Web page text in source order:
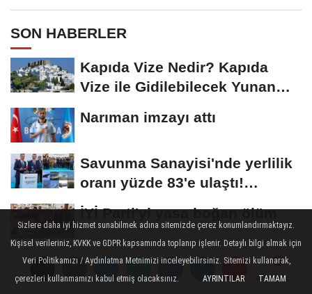
Yorumlar
Yorumlar
SON HABERLER
Kapıda Vize Nedir? Kapıda
Vize ile Gidilebilecek Yunan
Narıman imzayı attı
Savunma Sanayisi'nde yerlilik
oranı yüzde 83'e ulaştı!
Erzurum da...
İYİ Parti'yi yasa boğan ölüm
Aziziye Belediye Meclisi’nden
vefa örneği
Sizlere daha iyi hizmet sunabilmek adına sitemizde çerez konumlandırmaktayız.
Kişisel verileriniz, KVKK ve GDPR kapsamında toplanıp işlenir. Detaylı bilgi almak için
Veri Politikamızı / Aydınlatma Metnimizi inceleyebilirsiniz. Sitemizi kullanarak,
çerezleri kullanmamızı kabul etmiş olacaksınız.
AYRINTILAR TAMAM